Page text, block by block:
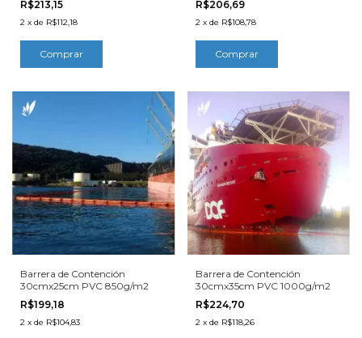
R$213,15
2 x de R$112,18
R$206,69
2 x de R$108,78
Barrera de Contención
30cmx25cm PVC 850g/m2
R$199,18
2 x de R$104,83
Barrera de Contención
30cmx35cm PVC 1000g/m2
R$224,70
2 x de R$118,26